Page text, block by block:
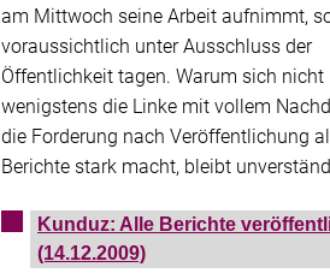
am Mittwoch seine Arbeit aufnimmt,
voraussichtlich unter Ausschluss der
Öffentlichkeit tagen. Warum sich nicht
wenigstens die Linke mit vollem
die Forderung nach Veröffentlichung
Berichte stark macht, bleibt
Kunduz: Alle Berichte
(14.12.2009)